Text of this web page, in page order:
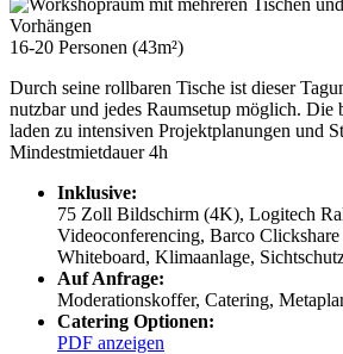
16-20 Personen (43m²)
Durch seine rollbaren Tische ist dieser
nutzbar und jedes Raumsetup möglich. Die
laden zu intensiven Projektplanungen und
Mindestmietdauer 4h
Inklusive:
75 Zoll Bildschirm (4K), Logitech
Videoconferencing, Barco
Whiteboard, Klimaanlage,
Auf Anfrage:
Moderationskoffer, Catering,
Catering Optionen:
PDF anzeigen